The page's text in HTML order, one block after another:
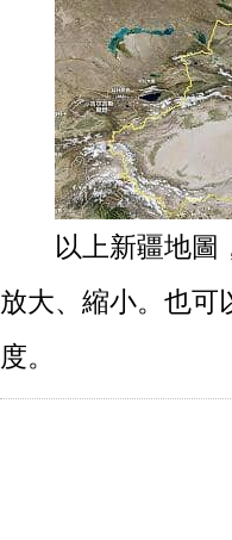
以上新疆地圖
放大、縮小。也可
度。